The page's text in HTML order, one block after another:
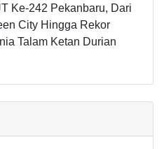
Ke-242 Pekanbaru, Dari
City Hingga Rekor
Talam Ketan Durian